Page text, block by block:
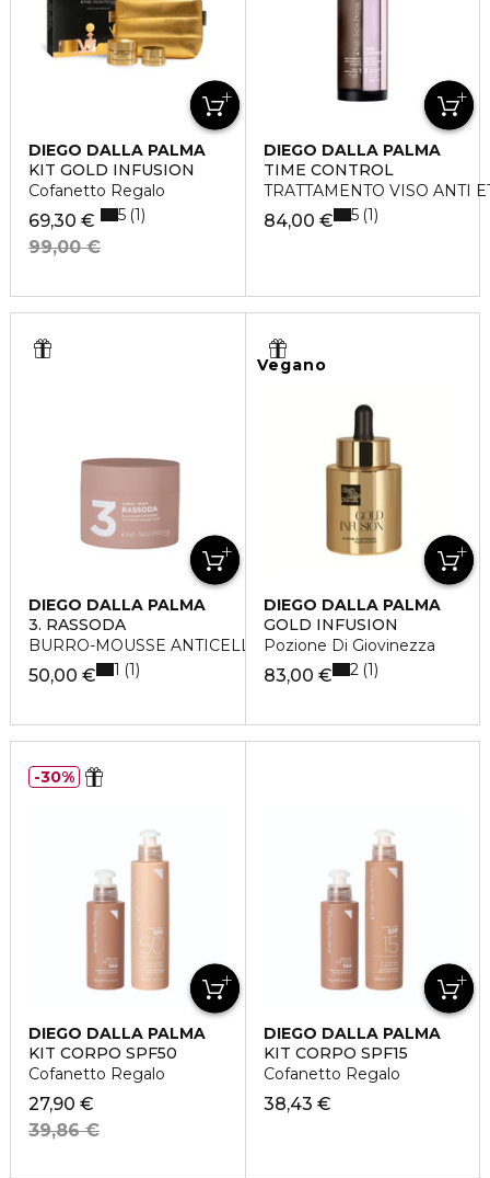
DIEGO DALLA PALMA
KIT GOLD INFUSION
Cofanetto Regalo
69,30 €
99,00 €
5 1
DIEGO DALLA PALMA
TIME CONTROL
TRATTAMENTO VISO ANTI
84,00 € 5 1
DIEGO DALLA PALMA
3. RASSODA
BURRO-MOUSSE ANTICELLULITE
50,00 € 1 1
Vegano
DIEGO DALLA PALMA
GOLD INFUSION
Pozione Di Giovinezza
83,00 € 2 1
DIEGO DALLA PALMA
KIT CORPO SPF50
Cofanetto Regalo
27,90 €
39,86 €
30%
DIEGO DALLA PALMA
KIT CORPO SPF15
Cofanetto Regalo
38,43 €